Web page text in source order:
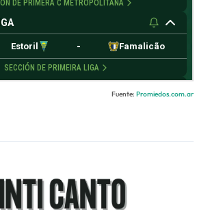
Fuente: Promiedos.com.ar